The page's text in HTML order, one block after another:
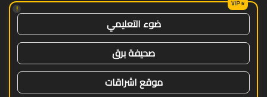
!
ضوء التعليمي
صحيفة برق
موقع اشراقات